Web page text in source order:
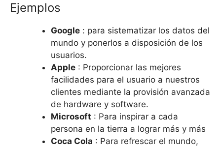
Ejemplos
Google : para sistematizar los datos del
mundo y ponerlos a disposición de los
usuarios.
Apple : Proporcionar las mejores
facilidades para el usuario a nuestros
clientes mediante la provisión avanzada
de hardware y software.
Microsoft : Para inspirar a cada
persona en la tierra a lograr más y más
Coca Cola : Para refrescar el mundo,